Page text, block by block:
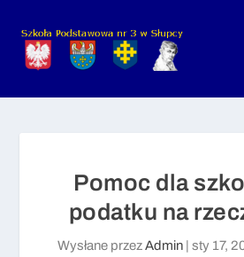
Pomoc dla
podatku na
Wysłane przezAdmin| sty 17,